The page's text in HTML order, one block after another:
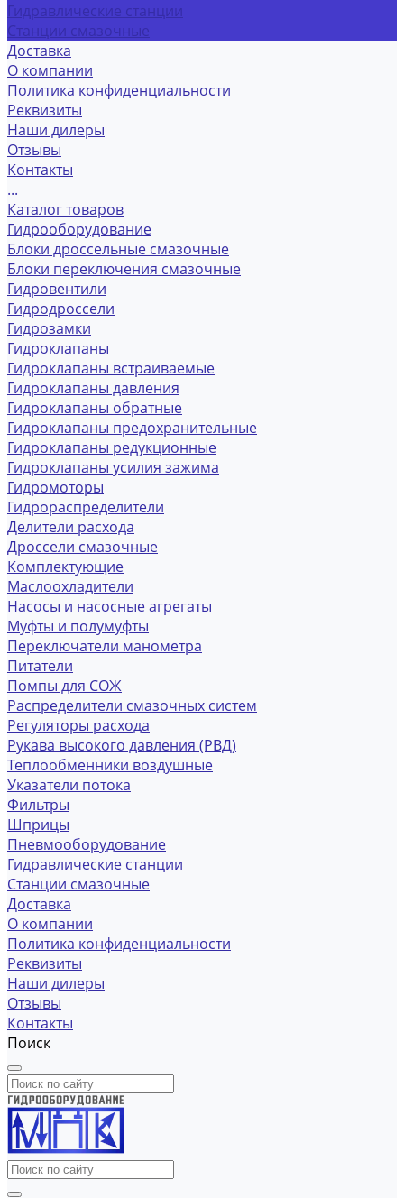
Гидравлические станции
Станции смазочные
Доставка
О компании
Политика конфиденциальности
Реквизиты
Наши дилеры
Отзывы
Контакты
...
Каталог товаров
Гидрооборудование
Блоки дроссельные смазочные
Блоки переключения смазочные
Гидровентили
Гидродроссели
Гидрозамки
Гидроклапаны
Гидроклапаны встраиваемые
Гидроклапаны давления
Гидроклапаны обратные
Гидроклапаны предохранительные
Гидроклапаны редукционные
Гидроклапаны усилия зажима
Гидромоторы
Гидрораспределители
Делители расхода
Дроссели смазочные
Комплектующие
Маслоохладители
Насосы и насосные агрегаты
Муфты и полумуфты
Переключатели манометра
Питатели
Помпы для СОЖ
Распределители смазочных систем
Регуляторы расхода
Рукава высокого давления (РВД)
Теплообменники воздушные
Указатели потока
Фильтры
Шприцы
Пневмооборудование
Гидравлические станции
Станции смазочные
Доставка
О компании
Политика конфиденциальности
Реквизиты
Наши дилеры
Отзывы
Контакты
Поиск